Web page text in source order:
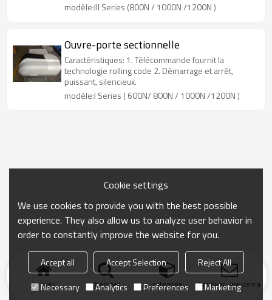
modèle:III Series (800N / 1000N /1200N )
Ouvre-porte sectionnelle
Caractéristiques: 1. Télécommande fournit la
technologie rolling code 2. Démarrage et arrêt,
puissant, silencieux.
modèle:I Series ( 600N/ 800N / 1000N /1200N )
Accueil chercher catégorie Envoyer une
Cookie settings
We use cookies to provide you with the best possible
experience. They also allow us to analyze user behavior in
order to constantly improve the website for you.
Accept all Accept Selection
Reject All
Necessary
Analytics Preferences Marketing